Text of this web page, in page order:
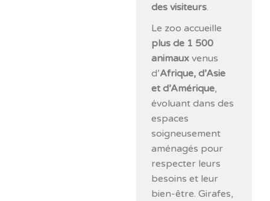
des visiteurs.
Le zoo accueille
plus de 1 500
animaux venus
d’Afrique, d’Asie
et d’Amérique,
évoluant dans des
espaces
soigneusement
aménagés pour
respecter leurs
besoins et leur
bien-être. Girafes,